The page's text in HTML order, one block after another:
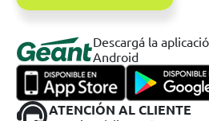
Descargá la
Android
ATENCIÓN AL CLIENTE